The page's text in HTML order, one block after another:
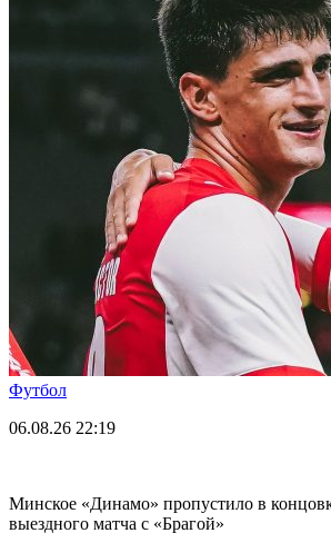
Футбол
06.08.26 22:19
Минское «Динамо» пропустило в
выездного матча с «Брагой»